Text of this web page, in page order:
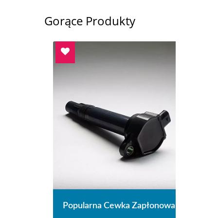
Gorące Produkty
Popularna Cewka Zapłonowa